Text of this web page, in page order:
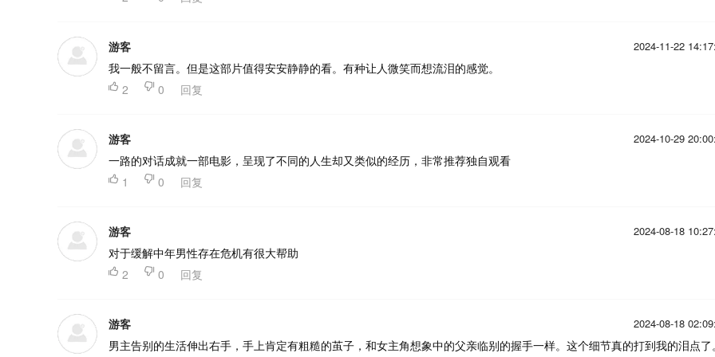
游客 2024-11-22
我一般不留言。但是这部片值得安安静静的看。有种让人微笑而想流泪的感觉。
 2  0 回复
游客 2024-10-29
一路的对话成就一部电影，呈现了不同的人生却又类似的经历，非常推荐独自观看
 1  0 回复
游客 2024-08-18
对于缓解中年男性存在危机有很大帮助
 2  0 回复
游客 2024-08-18
男主告别的生活伸出右手，手上肯定有粗糙的茧子，和女主角想象中的父亲临别的握手一样。这个细节真的打到我的泪点了。